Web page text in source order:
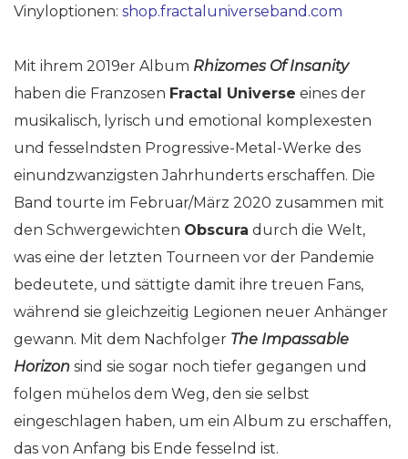
Vinyloptionen: shop.fractaluniverseband.com
Mit ihrem 2019er Album Rhizomes Of Insanity
haben die Franzosen Fractal Universe eines der
musikalisch, lyrisch und emotional komplexesten
und fesselndsten Progressive-Metal-Werke des
einundzwanzigsten Jahrhunderts erschaffen. Die
Band tourte im Februar/März 2020 zusammen mit
den Schwergewichten Obscura durch die Welt,
was eine der letzten Tourneen vor der Pandemie
bedeutete, und sättigte damit ihre treuen Fans,
während sie gleichzeitig Legionen neuer Anhänger
gewann. Mit dem Nachfolger The Impassable
Horizon sind sie sogar noch tiefer gegangen und
folgen mühelos dem Weg, den sie selbst
eingeschlagen haben, um ein Album zu erschaffen,
das von Anfang bis Ende fesselnd ist.